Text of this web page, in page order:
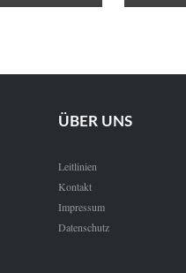
ÜBER UNS
Leitlinien
Kontakt
Impressum
Datenschutz